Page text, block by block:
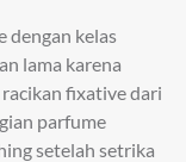
dengan kelas
lama karena
fixative dari
parfume
setelah setrika